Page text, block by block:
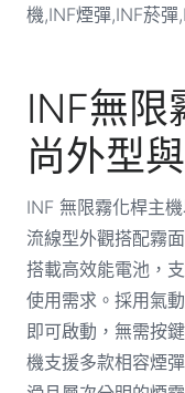
INF無限
尚外型
INF 無限霧化桿主
流線型外觀搭配霧
搭載高效能電池，
使用需求。採用氣
即可啟動，無需按
機支援多款相容煙